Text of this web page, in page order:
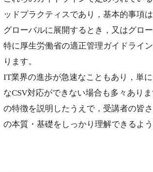
ッドプラクティスであり，基本的事項
グローバルに展開するとき，又はグロ
特に厚生労働省の適正管理ガイドライ
ります。
IT業界の進歩が急速なこともあり，単
なCSV対応ができない場合も多々あり
の特徴を説明したうえで，受講者の皆
の本質・基礎をしっかり理解できるよ